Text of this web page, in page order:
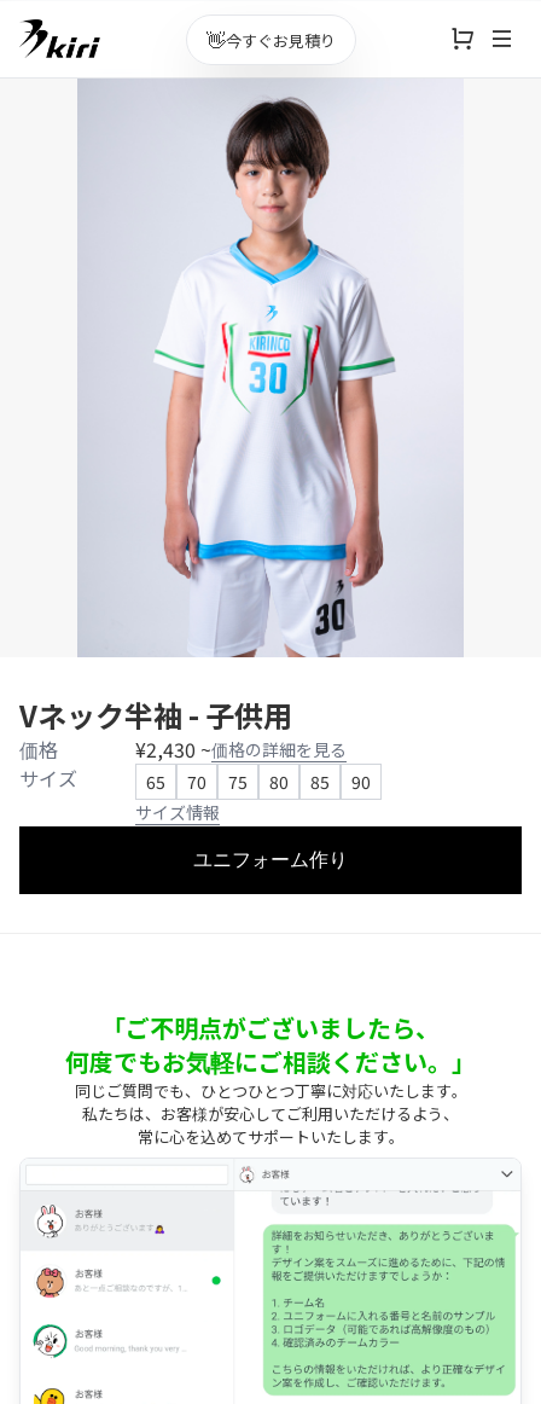
👋今すぐお見積り
Vネック半袖 - 子供用
価格 ¥2,430 ~価格の詳細を見る
サイズ 65 70 75 80 85
90
サイズ情報
ユニフォーム作り
「ご不明点がございましたら、
何度でもお気軽にご相談ください。」
同じご質問でも、ひとつひとつ丁寧に対応いたします。
私たちは、お客様が安心してご利用いただけるよう、
常に心を込めてサポートいたします。